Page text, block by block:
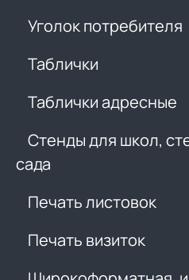
Уголок потребителя
Таблички
Таблички адресные
Стенды для школ,
сада
Печать листовок
Печать визиток